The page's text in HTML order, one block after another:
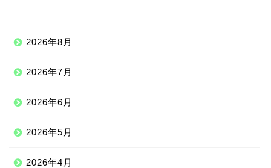
2026年8月
2026年7月
2026年6月
2026年5月
2026年4月